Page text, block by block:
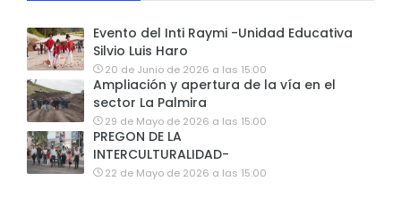
Evento del Inti Raymi -Unidad Educativa
Silvio Luis Haro
20 de Junio de 2026 a las 15:00
Ampliación y apertura de la vía en el
sector La Palmira
29 de Mayo de 2026 a las 15:00
PREGON DE LA
INTERCULTURALIDAD-
22 de Mayo de 2026 a las 15:00